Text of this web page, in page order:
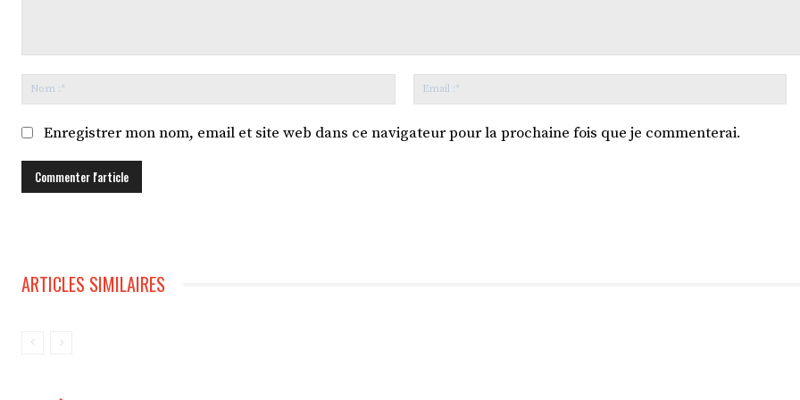
Nom
:*
:*
Enregistrer mon nom, email et site web dans ce navigateur pour la prochaine fois que je commenterai.
ARTICLES SIMILAIRES